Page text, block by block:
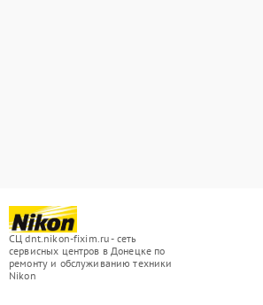
СЦ dnt.nikon-fixim.ru - сеть
сервисных центров в Донецке по
ремонту и обслуживанию техники
Nikon